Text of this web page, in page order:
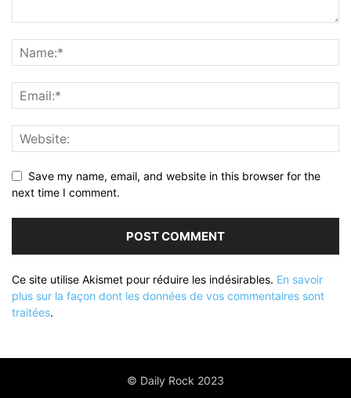
Save my name, email, and website in this browser for the
next time I comment.
Ce site utilise Akismet pour réduire les indésirables. En savoir
plus sur la façon dont les données de vos commentaires sont
traitées.
© Daily Rock 2023